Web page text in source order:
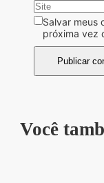
Salvar meus
próxima vez
Você